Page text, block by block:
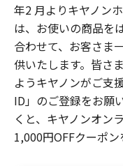
年2 月よりキヤノン
は、お使いの商品を
合わせて、お客さま
供いたします。皆さ
ようキヤノンがご支
ID」のご登録をお願
くと、キヤノンオン
1,000円OFFクーポン